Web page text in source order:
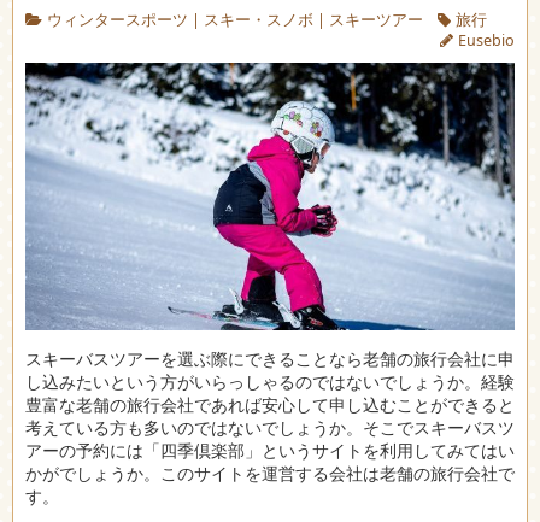
ウィンタースポーツ | スキー・スノボ | スキーツアー
旅行
Eusebio
スキーバスツアーを選ぶ際にできることなら老舗の旅行会社に申
し込みたいという方がいらっしゃるのではないでしょうか。 経験
豊富な老舗の旅行会社であれば安心して申し込むことができると
考えている方も多いのではないでしょうか。そこでスキーバスツ
アーの予約には「四季倶楽部」というサイトを利用してみてはい
かがでしょうか。このサイトを運営する会社は老舗の旅行会社で
す。